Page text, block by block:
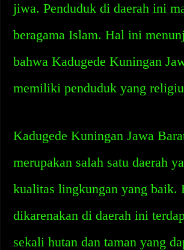
jiwa. Penduduk di daerah ini
beragama Islam. Hal ini
bahwa Kadugede Kuningan
memiliki penduduk yang
Kadugede Kuningan Jawa
merupakan salah satu daerah
kualitas lingkungan yang baik.
dikarenakan di daerah ini
sekali hutan dan taman yang